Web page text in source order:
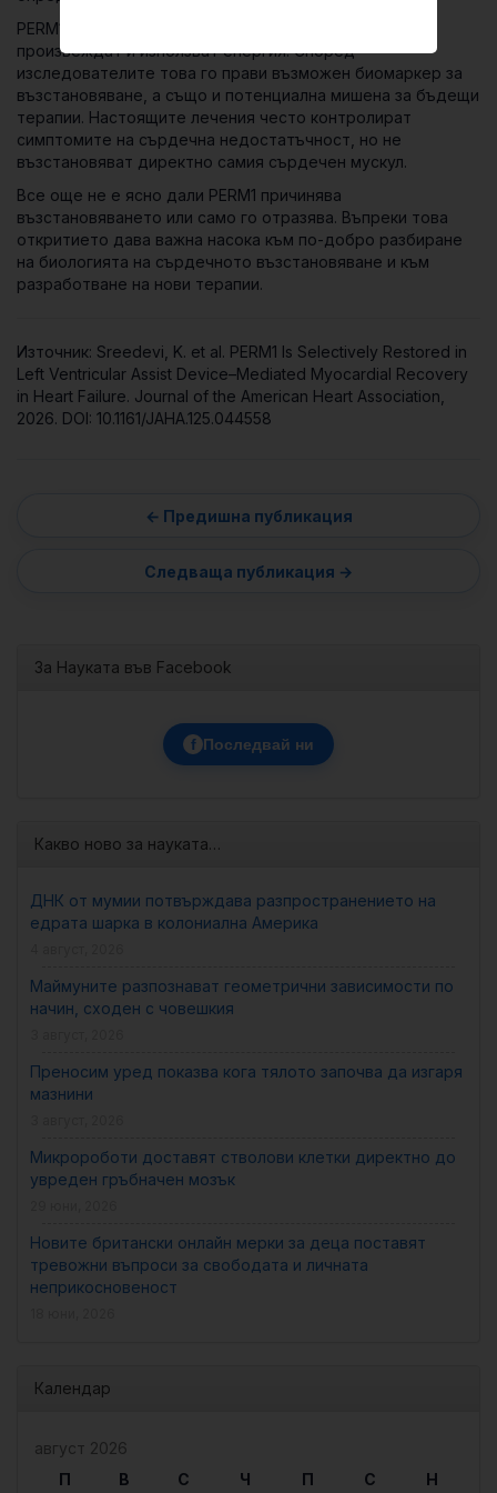
PERM1 участва в начина, по който сърдечните клетки
произвеждат и използват енергия. Според
изследователите това го прави възможен биомаркер за
възстановяване, а също и потенциална мишена за бъдещи
терапии. Настоящите лечения често контролират
симптомите на сърдечна недостатъчност, но не
възстановяват директно самия сърдечен мускул.
Все още не е ясно дали PERM1 причинява
възстановяването или само го отразява. Въпреки това
откритието дава важна насока към по-добро разбиране
на биологията на сърдечното възстановяване и към
разработване на нови терапии.
Източник: Sreedevi, K. et al. PERM1 Is Selectively Restored in
Left Ventricular Assist Device–Mediated Myocardial Recovery
in Heart Failure. Journal of the American Heart Association,
2026. DOI: 10.1161/JAHA.125.044558
За Науката във Facebook
f Последвай ни
Какво ново за науката…
ДНК от мумии потвърждава разпространението на
едрата шарка в колониална Америка
Маймуните разпознават геометрични зависимости по
начин, сходен с човешкия
Преносим уред показва кога тялото започва да изгаря
мазнини
Микророботи доставят стволови клетки директно до
увреден гръбначен мозък
Новите британски онлайн мерки за деца поставят
тревожни въпроси за свободата и личната
неприкосновеност
Календар
август 2026
П
В С Ч П С
Н